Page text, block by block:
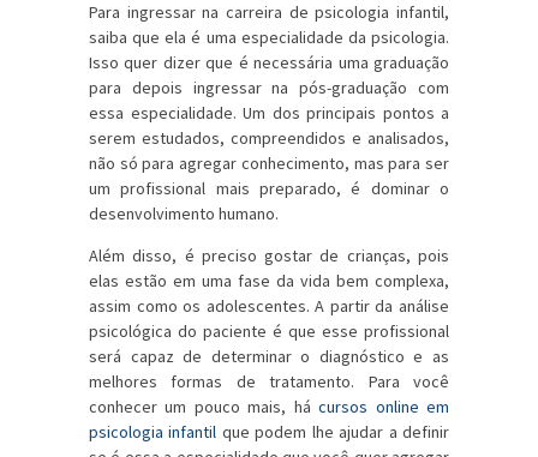
Para ingressar na carreira de psicologia infantil,
saiba que ela é uma especialidade da psicologia.
Isso quer dizer que é necessária uma graduação
para depois ingressar na pós-graduação com
essa especialidade. Um dos principais pontos a
serem estudados, compreendidos e analisados,
não só para agregar conhecimento, mas para ser
um profissional mais preparado, é dominar o
desenvolvimento humano.
Além disso, é preciso gostar de crianças, pois
elas estão em uma fase da vida bem complexa,
assim como os adolescentes. A partir da análise
psicológica do paciente é que esse profissional
será capaz de determinar o diagnóstico e as
melhores formas de tratamento. Para você
conhecer um pouco mais, hácursos online em
psicologia infantil que podem lhe ajudar a definir